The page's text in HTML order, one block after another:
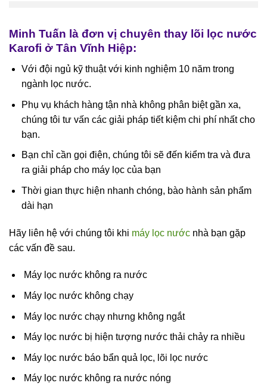
Minh Tuấn là đơn vị chuyên thay lõi lọc nước
Karofi ở Tân Vĩnh Hiệp:
Với đội ngủ kỹ thuật với kinh nghiệm 10 năm trong
ngành lọc nước.
Phụ vụ khách hàng tận nhà không phân biệt gần xa,
chúng tôi tư vấn các giải pháp tiết kiệm chi phí nhất cho
bạn.
Bạn chỉ cần gọi điện, chúng tôi sẽ đến kiểm tra và đưa
ra giải pháp cho máy lọc của bạn
Thời gian thực hiện nhanh chóng, bào hành sản phẩm
dài hạn
Hãy liên hệ với chúng tôi khi máy lọc nước nhà bạn gặp
các vấn đề sau.
Máy lọc nước không ra nước
Máy lọc nước không chạy
Máy lọc nước chạy nhưng không ngắt
Máy lọc nước bị hiện tượng nước thải chảy ra nhiều
Máy lọc nước báo bẩn quả lọc, lõi lọc nước
Máy lọc nước không ra nước nóng